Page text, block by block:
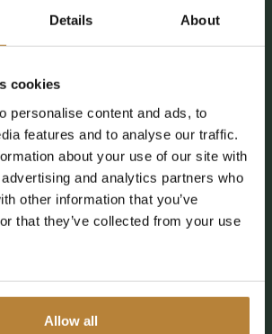
Details About
cookies
personalise content and ads, to
features and to analyse our traffic.
about your use of our site with
and analytics partners who
other information that you’ve
that they’ve collected from your use
Allow all
Neu ab 2026